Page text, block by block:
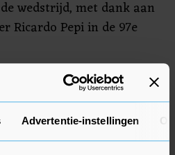
Advertentie-instellingen
wedstrijd, met dank aan
Ricardo Pepi in de 97e